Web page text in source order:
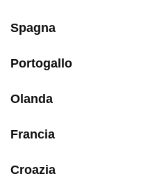
Spagna
Portogallo
Olanda
Francia
Croazia